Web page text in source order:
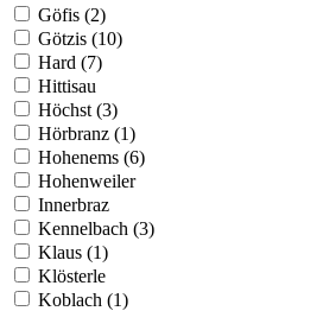
Göfis (2)
Götzis (10)
Hard (7)
Hittisau
Höchst (3)
Hörbranz (1)
Hohenems (6)
Hohenweiler
Innerbraz
Kennelbach (3)
Klaus (1)
Klösterle
Koblach (1)